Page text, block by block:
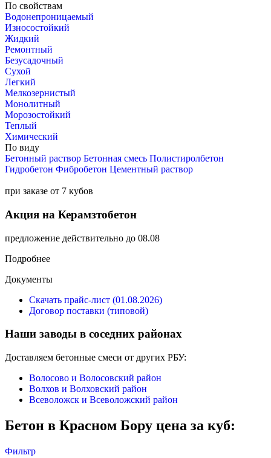
По свойствам
Водонепроницаемый
Износостойкий
Жидкий
Ремонтный
Безусадочный
Сухой
Легкий
Мелкозернистый
Монолитный
Морозостойкий
Теплый
Химический
По виду
Бетонный раствор Бетонная смесь Полистиролбетон
Гидробетон Фибробетон Цементный раствор
при заказе от 7 кубов
Акция на Керамзтобетон
предложение действительно до 08.08
Подробнее
Документы
Скачать прайс-лист (01.08.2026)
Договор поставки (типовой)
Наши заводы в соседних районах
Доставляем бетонные смеси от других РБУ:
Волосово и Волосовский район
Волхов и Волховский район
Всеволожск и Всеволожский район
Бетон в Красном Бору цена за куб:
Фильтр